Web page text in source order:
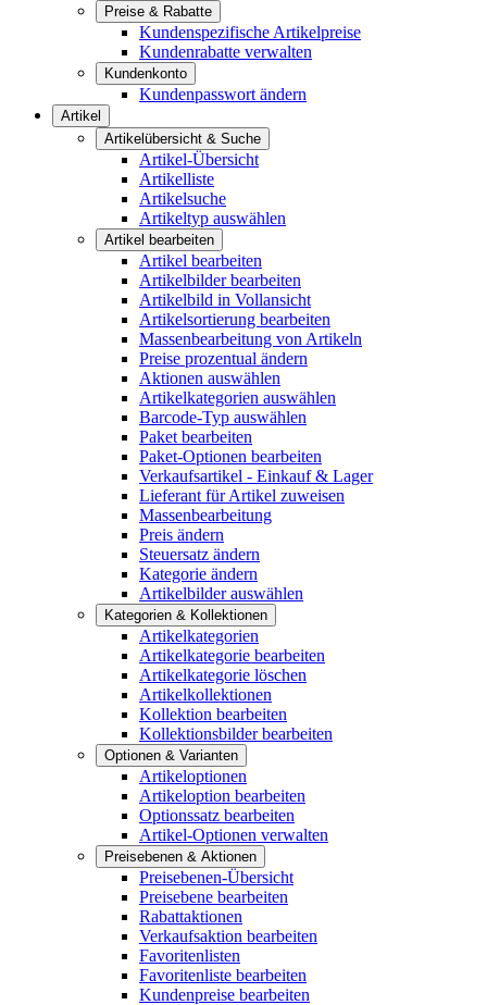
Preise & Rabatte
Kundenspezifische Artikelpreise
Kundenrabatte verwalten
Kundenkonto
Kundenpasswort ändern
Artikel
Artikelübersicht & Suche
Artikel-Übersicht
Artikelliste
Artikelsuche
Artikeltyp auswählen
Artikel bearbeiten
Artikel bearbeiten
Artikelbilder bearbeiten
Artikelbild in Vollansicht
Artikelsortierung bearbeiten
Massenbearbeitung von Artikeln
Preise prozentual ändern
Aktionen auswählen
Artikelkategorien auswählen
Barcode-Typ auswählen
Paket bearbeiten
Paket-Optionen bearbeiten
Verkaufsartikel - Einkauf & Lager
Lieferant für Artikel zuweisen
Massenbearbeitung
Preis ändern
Steuersatz ändern
Kategorie ändern
Artikelbilder auswählen
Kategorien & Kollektionen
Artikelkategorien
Artikelkategorie bearbeiten
Artikelkategorie löschen
Artikelkollektionen
Kollektion bearbeiten
Kollektionsbilder bearbeiten
Optionen & Varianten
Artikeloptionen
Artikeloption bearbeiten
Optionssatz bearbeiten
Artikel-Optionen verwalten
Preisebenen & Aktionen
Preisebenen-Übersicht
Preisebene bearbeiten
Rabattaktionen
Verkaufsaktion bearbeiten
Favoritenlisten
Favoritenliste bearbeiten
Kundenpreise bearbeiten